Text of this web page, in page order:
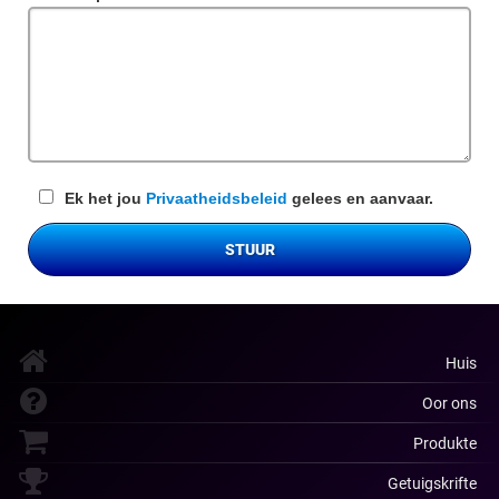
veld
Ek het jou Privaatheidsbeleid gelees en aanvaar.
STUUR
Huis
Oor ons
Produkte
Getuigskrifte